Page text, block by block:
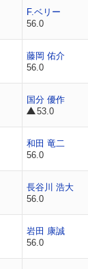
F.ベリー
56.0
藤岡 佑介
56.0
国分 優作
53.0
和田 竜二
56.0
長谷川 浩大
56.0
岩田 康誠
56.0